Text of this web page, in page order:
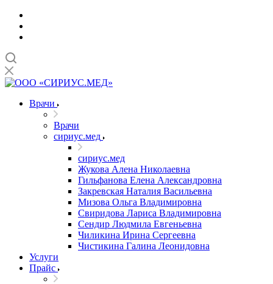
Врачи
Врачи
сириус.мед
сириус.мед
Жукова Алена Николаевна
Гильфанова Елена Александровна
Закревская Наталия Васильевна
Мизова Ольга Владимировна
Свиридова Лариса Владимировна
Сендир Людмила Евгеньевна
Чиликина Ирина Сергеевна
Чистикина Галина Леонидовна
Услуги
Прайс